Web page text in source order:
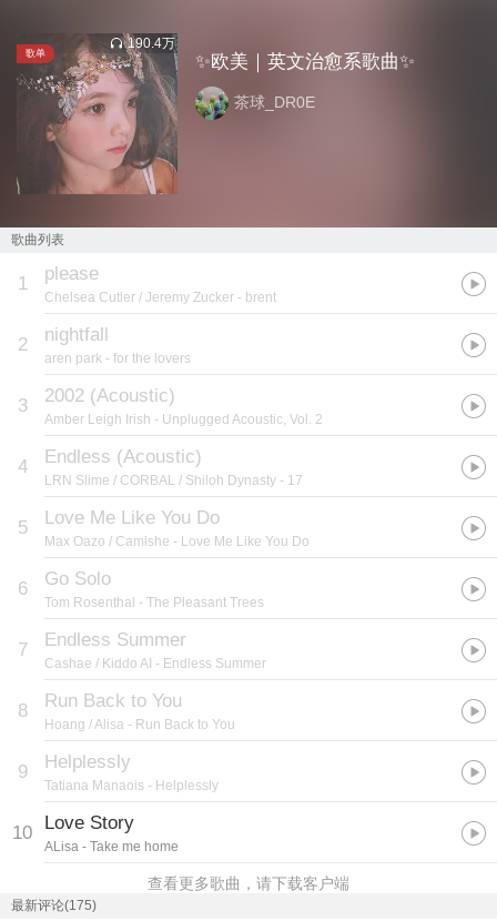
歌单
190.4万
✨欧美｜英文治愈系歌曲✨
茶球_DR0E
歌曲列表
1 please
Chelsea Cutler / Jeremy Zucker - brent
2 nightfall
aren park - for the lovers
3 2002 (Acoustic)
Amber Leigh Irish - Unplugged Acoustic, Vol. 2
4 Endless (Acoustic)
LRN Slime / CORBAL / Shiloh Dynasty - 17
5 Love Me Like You Do
Max Oazo / Camishe - Love Me Like You Do
6 Go Solo
Tom Rosenthal - The Pleasant Trees
7 Endless Summer
Cashae / Kiddo AI - Endless Summer
8 Run Back to You
Hoang / Alisa - Run Back to You
9 Helplessly
Tatiana Manaois - Helplessly
10 Love Story
ALisa - Take me home
查看更多歌曲，请下载客户端
最新评论(175)